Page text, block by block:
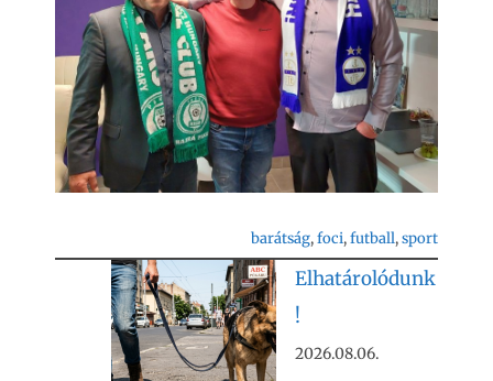
barátság, foci, futball, sport
Elhatárolódunk
!
2026.08.06.